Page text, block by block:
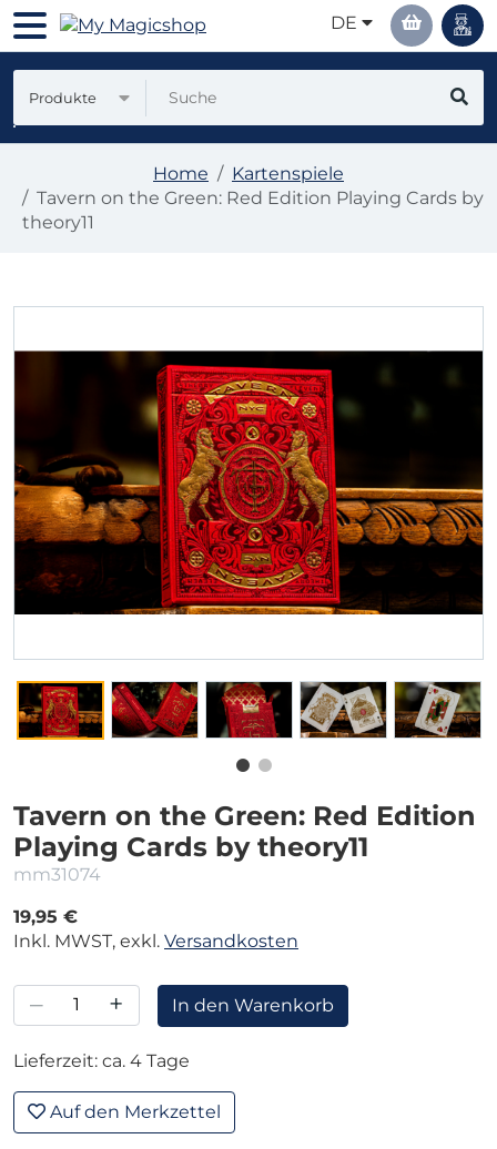
DE
Produkte
Home
Kartenspiele
Tavern on the Green: Red Edition Playing Cards by
theory11
Tavern on the Green: Red Edition
Playing Cards by theory11
mm31074
19,95 €
Inkl. MWST, exkl. Versandkosten
– + In den Warenkorb
Lieferzeit: ca. 4 Tage
Auf den Merkzettel